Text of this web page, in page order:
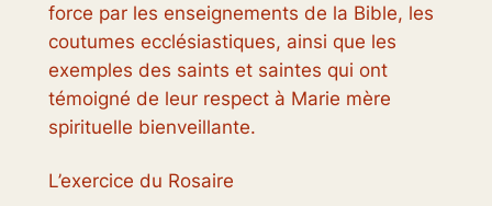
force par les enseignements de la Bible, les
coutumes ecclésiastiques, ainsi que les
exemples des saints et saintes qui ont
témoigné de leur respect à Marie mère
spirituelle bienveillante.
L’exercice du Rosaire